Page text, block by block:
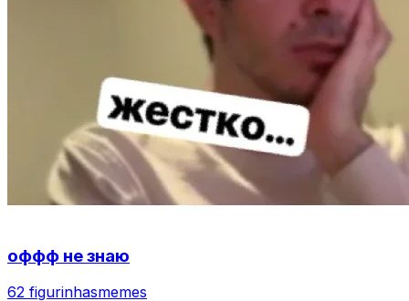
оффф не знаю
62 figurinhasmemes